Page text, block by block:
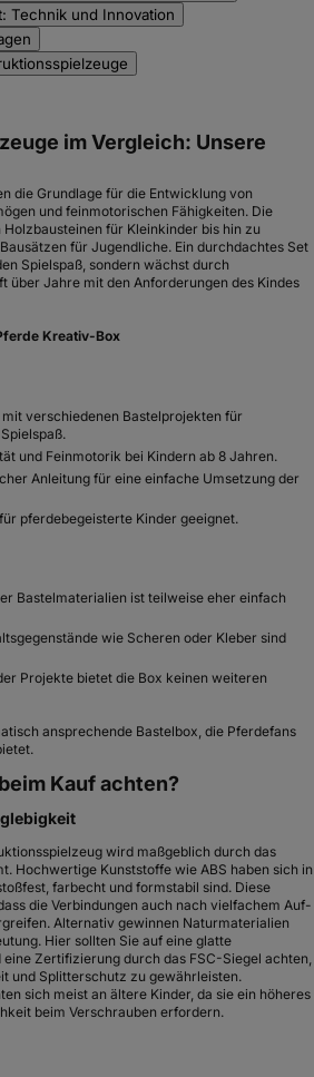
Technik und Innovation
im Vergleich: Unsere
die Grundlage für die Entwicklung von
und feinmotorischen Fähigkeiten. Die
für Kleinkinder bis hin zu
für Jugendliche. Ein durchdachtes Set
Spielspaß, sondern wächst durch
über Jahre mit den Anforderungen des Kindes
Kreativ-Box
verschiedenen Bastelprojekten für
und Feinmotorik bei Kindern ab 8 Jahren.
Anleitung für eine einfache Umsetzung der
pferdebegeisterte Kinder geeignet.
Bastelmaterialien ist teilweise eher einfach
wie Scheren oder Kleber sind
Projekte bietet die Box keinen weiteren
ansprechende Bastelbox, die Pferdefans
Kauf achten?
wird maßgeblich durch das
Hochwertige Kunststoffe wie ABS haben sich in
farbecht und formstabil sind. Diese
die Verbindungen auch nach vielfachem Auf-
Alternativ gewinnen Naturmaterialien
Hier sollten Sie auf eine glatte
Zertifizierung durch das FSC-Siegel achten,
und Splitterschutz zu gewährleisten.
sich meist an ältere Kinder, da sie ein höheres
beim Verschrauben erfordern.